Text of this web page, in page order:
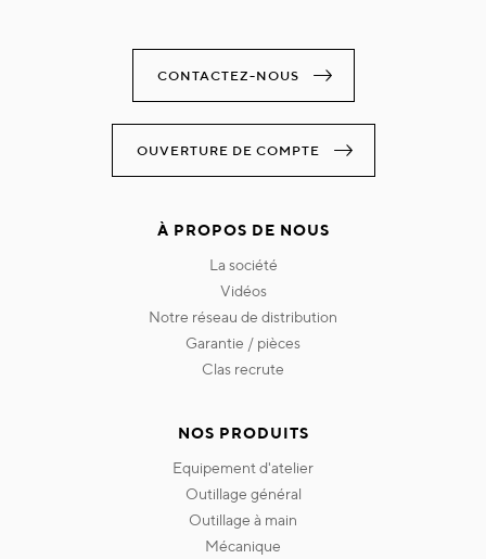
CONTACTEZ-NOUS
OUVERTURE DE COMPTE
À PROPOS DE NOUS
la société
vidéos
notre réseau de distribution
garantie / pièces
clas recrute
NOS PRODUITS
equipement d'atelier
outillage général
outillage à main
mécanique